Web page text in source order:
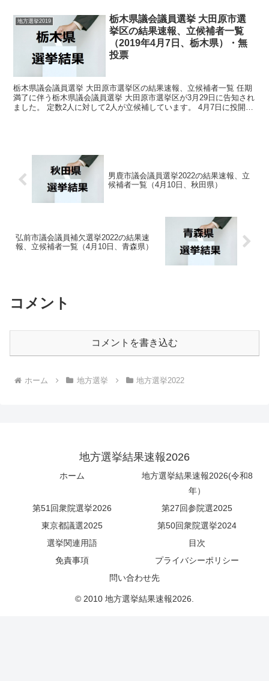
地方選挙2019
栃木県議会議員選挙 大田原市選
挙区の結果速報、立候補者一覧
（2019年4月7日、栃木県）・無
投票
栃木県議会議員選挙 大田原市選挙区の結果速報、立候補者一覧 任期
満了に伴う栃木県議会議員選挙 大田原市選挙区が3月29日に告知され
ました。 定数2人に対して2人が立候補しています。 4月7日に投開票
男鹿市議会議員選挙2022の結果速報、立
候補者一覧（4月10日、秋田県）
弘前市議会議員補欠選挙2022の結果速
報、立候補者一覧（4月10日、青森県）
コメント
コメントを書き込む
ホーム 地方選挙 地方選挙2022
地方選挙結果速報2026
ホーム
地方選挙結果速報2026(令和8
年）
第51回衆院選挙2026
第27回参院選2025
東京都議選2025
第50回衆院選挙2024
選挙関連用語
目次
免責事項
プライバシーポリシー
問い合わせ先
© 2010 地方選挙結果速報2026.